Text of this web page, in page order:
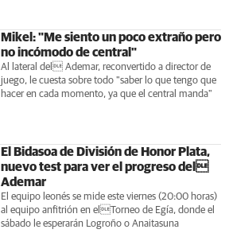
Mikel: "Me siento un poco extraño pero
no incómodo de central"
Al lateral del Ademar, reconvertido a director de
juego, le cuesta sobre todo "saber lo que tengo que
hacer en cada momento, ya que el central manda"
El Bidasoa de División de Honor Plata,
nuevo test para ver el progreso del
Ademar
El equipo leonés se mide este viernes (20:00 horas)
al equipo anfitrión en elTorneo de Egía, donde el
sábado le esperarán Logroño o Anaitasuna